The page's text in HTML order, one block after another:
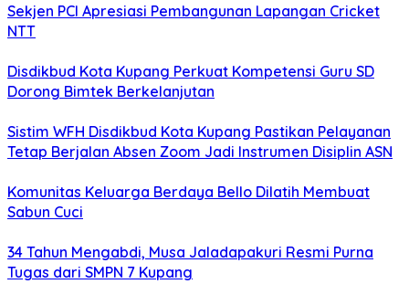
Sekjen PCI Apresiasi Pembangunan Lapangan Cricket
NTT
Disdikbud Kota Kupang Perkuat Kompetensi Guru SD
Dorong Bimtek Berkelanjutan
Sistim WFH Disdikbud Kota Kupang Pastikan Pelayanan
Tetap Berjalan Absen Zoom Jadi Instrumen Disiplin ASN
Komunitas Keluarga Berdaya Bello Dilatih Membuat
Sabun Cuci
34 Tahun Mengabdi, Musa Jaladapakuri Resmi Purna
Tugas dari SMPN 7 Kupang